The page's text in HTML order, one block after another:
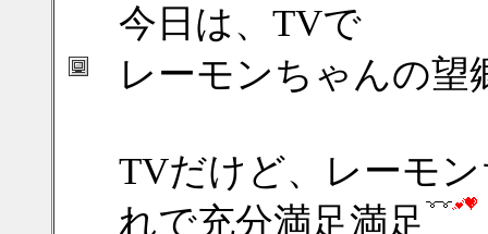
今日は、TVで
レーモンちゃんの望
TVだけど、レーモ
れで充分満足満足